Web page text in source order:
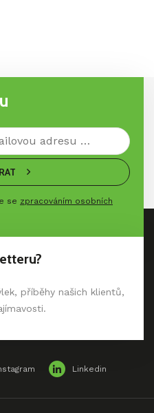
se zpracováním osobních
příběhy našich klientů,
Linkedin